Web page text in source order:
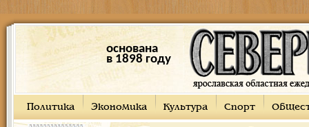
основана
в 1898 году
Политика Экономика Культура Спорт